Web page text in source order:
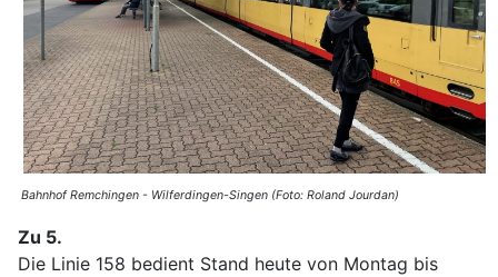
Bahnhof Remchingen - Wilferdingen-Singen (Foto: Roland Jourdan)
Zu 5.
Die Linie 158 bedient Stand heute von Montag bis